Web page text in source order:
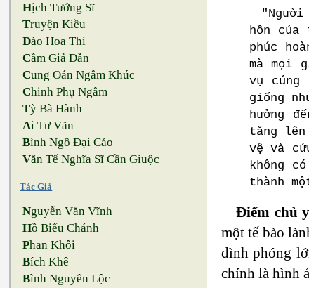
Hịch Tướng Sĩ
Truyện Kiều
Đào Hoa Thi
Cầm Giả Dẫn
Cung Oán Ngâm Khúc
Chinh Phụ Ngâm
Tỳ Bà Hành
Ai Tư Vãn
Bình Ngô Đại Cáo
Văn Tế Nghĩa Sĩ Cần Giuộc
Tác Giả
Nguyễn Văn Vĩnh
Hồ Biểu Chánh
Phan Khôi
Bích Khê
Bình Nguyên Lộc
hồn
phúc
mà mọi
vụ
giống
hưởng
tăng
vệ và
không
thành
Điểm chủ
một tế bào
đình phóng
chính là hình